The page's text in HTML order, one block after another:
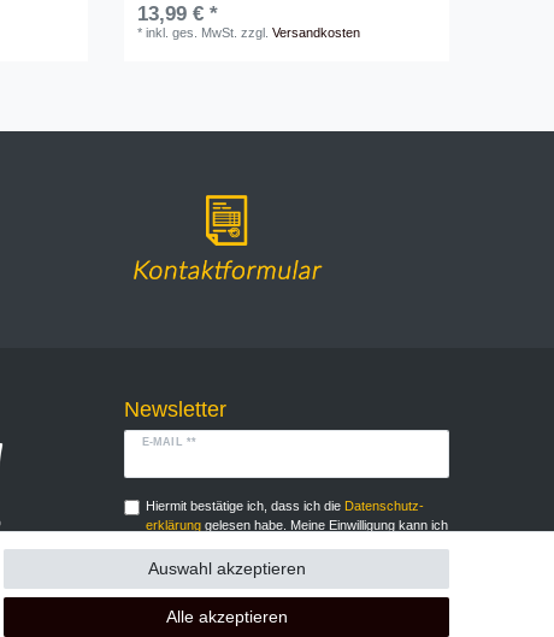
13,99 € *
*inkl. ges. MwSt. zzgl.Versandkosten
Newsletter
E-MAIL **
Hiermit bestätige ich, dass ich die Daten­schutz­
erklärunggelesen habe. Meine Einwilligung kann ich
Abonnieren
Alle akzeptieren
Auswahl akzeptieren